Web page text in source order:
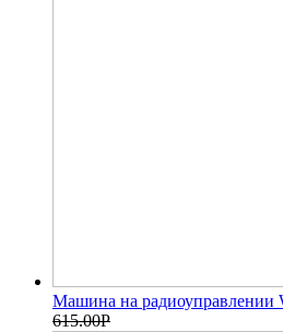
Машина на радиоуправлении
615.00Р